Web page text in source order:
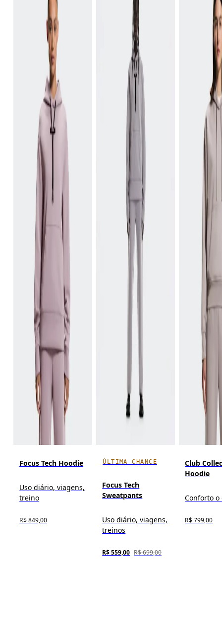
Focus Tech Hoodie
Uso diário, viagens,
treino
R$ 849,00
ÚLTIMA CHANCE
Focus Tech
Sweatpants
Uso diário, viagens,
treinos
R$ 559,00 R$ 699,00
Club
Hoodie
Conforto
R$ 799,00